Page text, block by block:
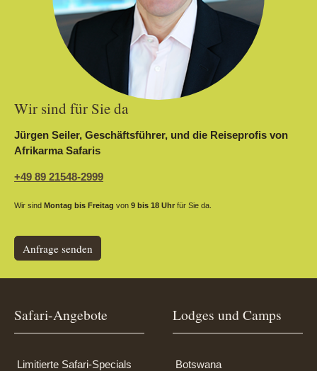
Wir sind für Sie da
Jürgen Seiler, Geschäftsführer, und die Reiseprofis von
Afrikarma Safaris
+49 89 21548-2999
Wir sind Montag bis Freitag von 9 bis 18 Uhr für Sie da.
Anfrage senden
Safari-Angebote
Limitierte Safari-Specials
Lodges und Camps
Botswana